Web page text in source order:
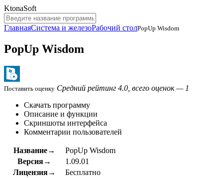
KtonaSoft
ГлавнаяСистема и железоРабочий столPopUp Wisdom
PopUp Wisdom
Поставить оценку Средний рейтинг 4.0, всего оценок — 1
Скачать программу
Описание и функции
Скриншоты интерфейса
Комментарии пользователей
Название→
PopUp Wisdom
Версия→
1.09.01
Лицензия→
Бесплатно